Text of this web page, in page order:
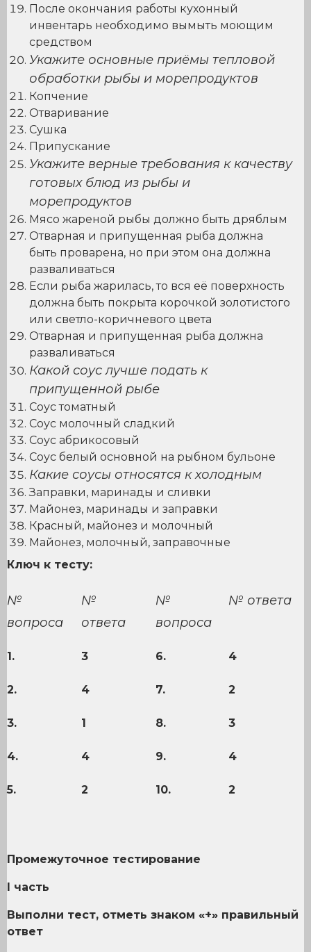
После окончания работы кухонный
инвентарь необходимо вымыть моющим
средством
Укажите основные приёмы тепловой
обработки рыбы и морепродуктов
Копчение
Отваривание
Сушка
Припускание
Укажите верные требования к качеству
готовых блюд из рыбы и
морепродуктов
Мясо жареной рыбы должно быть дряблым
Отварная и припущенная рыба должна
быть проварена, но при этом она должна
разваливаться
Если рыба жарилась, то вся её поверхность
должна быть покрыта корочкой золотистого
или светло-коричневого цвета
Отварная и припущенная рыба должна
разваливаться
Какой соус лучше подать к
припущенной рыбе
Соус томатный
Соус молочный сладкий
Соус абрикосовый
Соус белый основной на рыбном бульоне
Какие соусы относятся к холодным
Заправки, маринады и сливки
Майонез, маринады и заправки
Красный, майонез и молочный
Майонез, молочный, заправочные
Ключ к тесту:
№
вопроса
№
ответа
№
вопроса
№ ответа
1. 3 6. 4
2. 4 7. 2
3. 1 8. 3
4. 4 9. 4
5. 2 10. 2
Промежуточное тестирование
часть
Выполни тест, отметь знаком «+» правильный
ответ